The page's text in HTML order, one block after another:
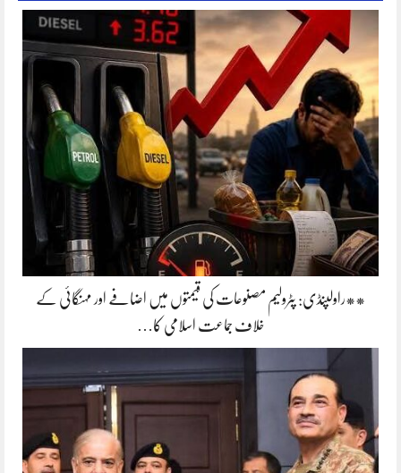
**راولپنڈی: پٹرولیم مصنوعات کی قیمتوں میں اضافے اور مہنگائی کے
خلاف جماعت اسلامی کا…